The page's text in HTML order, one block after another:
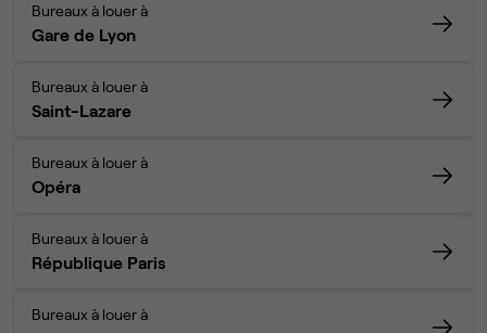
Bureaux à louer à
Gare de Lyon
Bureaux à louer à
Saint-Lazare
Bureaux à louer à
Opéra
Bureaux à louer à
République Paris
Bureaux à louer à